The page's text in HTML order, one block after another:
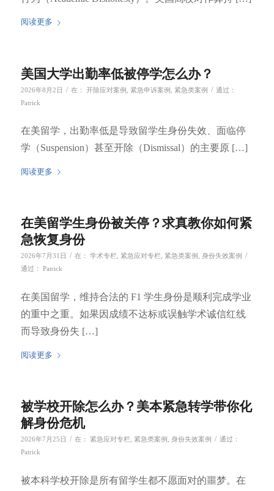
阅读更多
美国大学出勤率低被停学怎么办？
2026年8月2日 / 在： 开除应对案例 紧急申诉案例 紧急类案例 / 通过：
Patrick
在美留学，出勤率低是导致留学生身份失效、面临停
学（Suspension）甚至开除（Dismissal）的主要原 […]
阅读更多
在美留学生身份被关停？求真教你如何紧
急恢复身份
2026年7月31日 / 在： 学术专栏, 紧急应对专栏, 紧急类案例, 身份失效案例 /
通过： Patrick
在美国留学，维持合法的 F1 学生身份是顺利完成学业
的重中之重。如果因成绩不达标或误触学术诚信红线
而导致身份失 […]
阅读更多
被学校开除怎么办？美本紧急转学带你化
解身份危机
2026年7月25日 / 在： 紧急应对专栏, 紧急类案例 身份失效案例 / 通过：
Patrick
被本科学校开除是所有留学生都不愿面对的噩梦。在